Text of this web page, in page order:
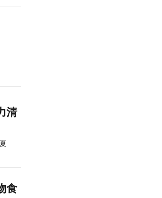
清
食